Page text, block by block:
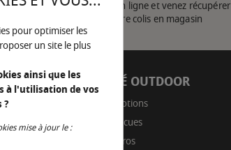
Achetez en ligne et venez récupérer
votre colis en magasin
FEU
09
e-mail
CÔTÉ OUTDOOR
Promotions
Barbecues
Braseros
pour optimiser les
un site le plus
ainsi que les
à l'utilisation de vos
?
mise à jour le :